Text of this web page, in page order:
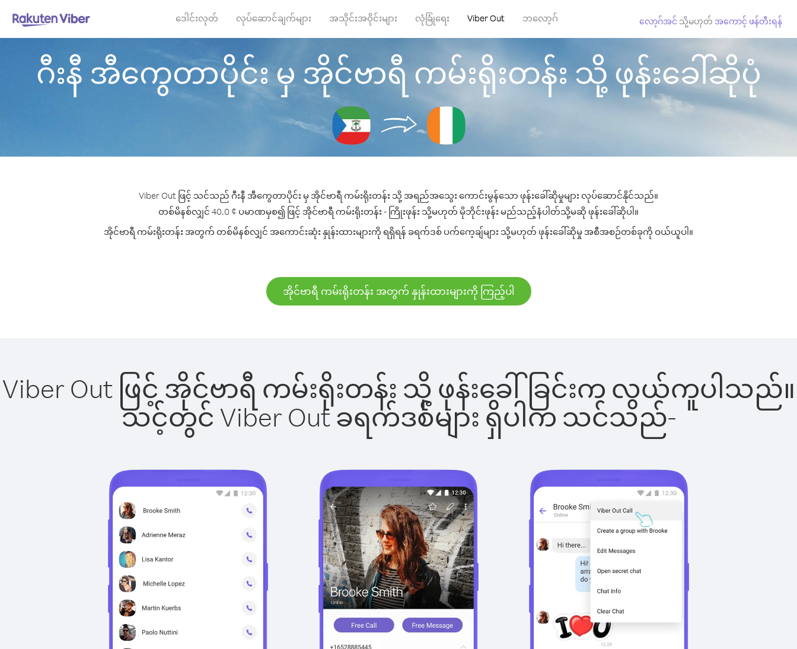
ဒေါင်းလုတ် လုပ်ဆောင်ချက်များ အသိုင်းအဝိုင်းများ လုံခြုံရေး Viber Out ဘလော့ဂ် လော့ဂ်အင် သို့မဟုတ် အကောင့် ဖန်တီးရန်
ဂီးနီ အီကွေတာပိုင်း မှ အိုင်ဗာရီ ကမ်းရိုးတန်း သို့ ဖုန်းခေါ်ဆိုပုံ
Viber Out ဖြင့် သင်သည် ဂီးနီ အီကွေတာပိုင်း မှ အိုင်ဗာရီ ကမ်းရိုးတန်း သို့ အရည်အသွေး ကောင်းမွန်သော ဖုန်းခေါ်ဆိုမှုများ လုပ်ဆောင်နိုင်သည်။
တစ်မိနစ်လျှင် 40.0 ¢ ပမာဏမှစ၍ ဖြင့် အိုင်ဗာရီ ကမ်းရိုးတန်း - ကြိုးဖုန်း သို့မဟုတ် မိုဘိုင်းဖုန်း မည်သည့်နံပါတ်သို့မဆို ဖုန်းခေါ်ဆိုပါ။
အိုင်ဗာရီ ကမ်းရိုးတန်း အတွက် တစ်မိနစ်လျှင် အကောင်းဆုံး နှုန်းထားများကို ရရှိရန် ခရက်ဒစ် ပက်ကေ့ချ်များ သို့မဟုတ် ဖုန်းခေါ်ဆိုမှု အစီအစဉ်တစ်ခုကို ဝယ်ယူပါ။
အိုင်ဗာရီ ကမ်းရိုးတန်း အတွက် နှုန်းထားများကို ကြည့်ပါ
Viber Out ဖြင့် အိုင်ဗာရီ ကမ်းရိုးတန်း သို့ ဖုန်းခေါ်ခြင်းက လွယ်ကူပါသည်။
သင့်တွင် Viber Out ခရက်ဒစ်များ ရှိပါက သင်သည်-